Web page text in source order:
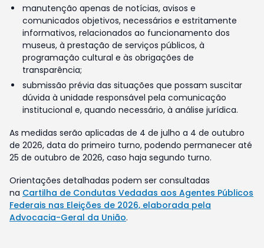
manutenção apenas de notícias, avisos e
comunicados objetivos, necessários e estritamente
informativos, relacionados ao funcionamento dos
museus, à prestação de serviços públicos, à
programação cultural e às obrigações de
transparência;
submissão prévia das situações que possam suscitar
dúvida à unidade responsável pela comunicação
institucional e, quando necessário, à análise jurídica.
As medidas serão aplicadas de 4 de julho a 4 de outubro
de 2026, data do primeiro turno, podendo permanecer até
25 de outubro de 2026, caso haja segundo turno.
Orientações detalhadas podem ser consultadas
na Cartilha de Condutas Vedadas aos Agentes Públicos
Federais nas Eleições de 2026, elaborada pela
Advocacia-Geral da União.